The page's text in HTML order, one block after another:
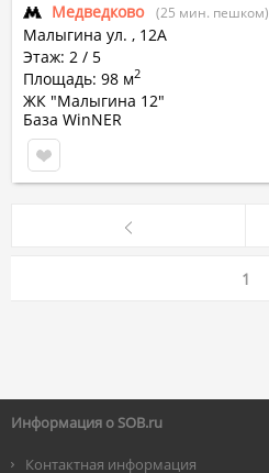
Медведково (25 мин. пешком)
Малыгина ул. , 12А
Этаж: 2 / 5
Площадь: 98 м2
ЖК "Малыгина 12"
База WinNER
1
Информация о SOB.ru
Контактная информация